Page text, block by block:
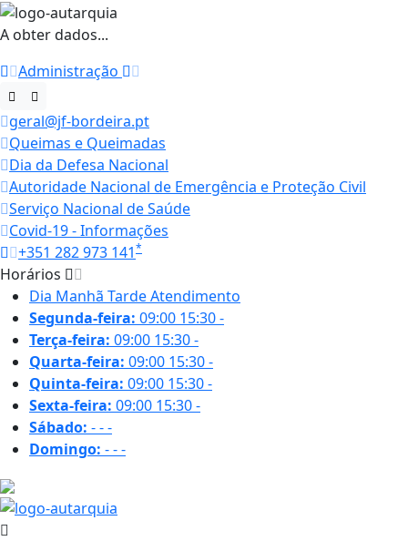
A obter dados...
Administração
geral@jf-bordeira.pt
Queimas e Queimadas
Dia da Defesa Nacional
Autoridade Nacional de Emergência e Proteção Civil
Serviço Nacional de Saúde
Covid-19 - Informações
+351 282 973 141*
Horários
Dia Manhã TardeAtendimento
Segunda-feira: 09:00 15:30-
Terça-feira: 09:00 15:30-
Quarta-feira: 09:00 15:30-
Quinta-feira: 09:00 15:30-
Sexta-feira: 09:00 15:30-
Sábado: ---
Domingo: ---